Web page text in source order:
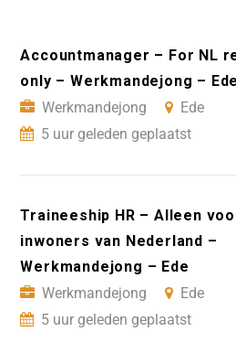
Accountmanager – For NL
only – Werkmandejong – Ede
Werkmandejong
Ede
5 uur geleden geplaatst
Traineeship HR – Alleen
inwoners van Nederland –
Werkmandejong – Ede
Werkmandejong
Ede
5 uur geleden geplaatst